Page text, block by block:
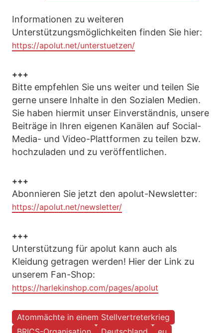
Informationen zu weiteren
Unterstützungsmöglichkeiten finden Sie hier:
https://apolut.net/unterstuetzen/
+++
Bitte empfehlen Sie uns weiter und teilen Sie
gerne unsere Inhalte in den Sozialen Medien.
Sie haben hiermit unser Einverständnis, unsere
Beiträge in Ihren eigenen Kanälen auf Social-
Media- und Video-Plattformen zu teilen bzw.
hochzuladen und zu veröffentlichen.
+++
Abonnieren Sie jetzt den apolut-Newsletter:
https://apolut.net/newsletter/
+++
Unterstützung für apolut kann auch als
Kleidung getragen werden! Hier der Link zu
unserem Fan-Shop:
https://harlekinshop.com/pages/apolut
Atommächte in einem Stellvertreterkrieg